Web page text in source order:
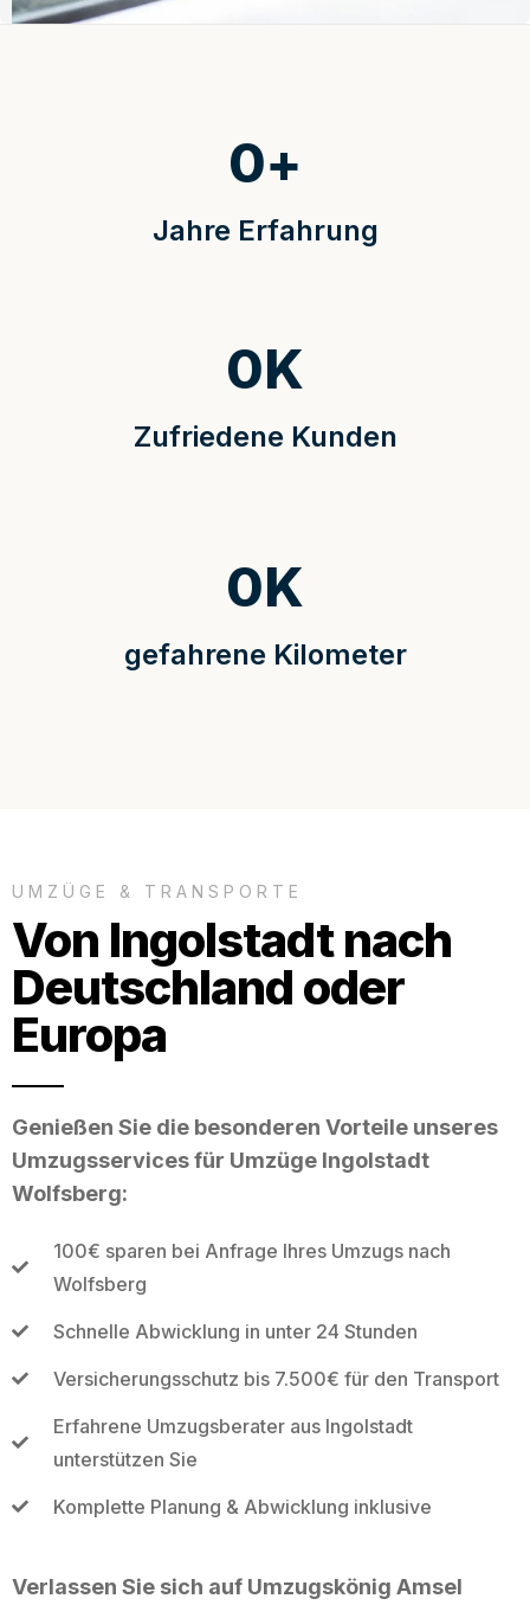
Jahre Erfahrung
0+
Zufriedene Kunden
0K
gefahrene Kilometer
0K
UMZÜGE & TRANSPORTE
Von Ingolstadt nach
Deutschland oder
Europa
Genießen Sie die besonderen Vorteile unseres
Umzugsservices für Umzüge Ingolstadt
Wolfsberg:
100€ sparen bei Anfrage Ihres Umzugs nach
Wolfsberg
Schnelle Abwicklung in unter 24 Stunden
Versicherungsschutz bis 7.500€ für den Transport
Erfahrene Umzugsberater aus Ingolstadt
unterstützen Sie
Komplette Planung & Abwicklung inklusive
Verlassen Sie sich auf Umzugskönig Amsel